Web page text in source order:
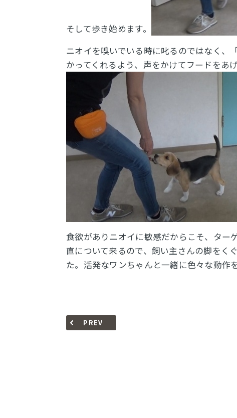
そして歩き始めます。
ニオイを嗅いでいる時に叱るのではなく、
かってくれるよう、声をかけてフードをあげ
食欲がありニオイに敏感だからこそ、ター
直について来るので、飼い主さんの脚をく
た。活発なワンちゃんと一緒に色々な動作
PREV